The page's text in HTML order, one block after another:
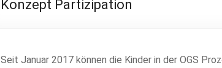
in
Konzept Partizipation
Seit Januar 2017 können die Kinder in der OGS